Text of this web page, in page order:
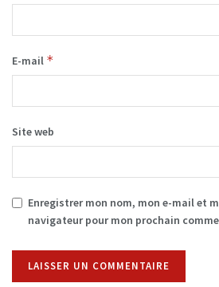
E-mail *
Site web
Enregistrer mon nom, mon e-mail et
navigateur pour mon prochain